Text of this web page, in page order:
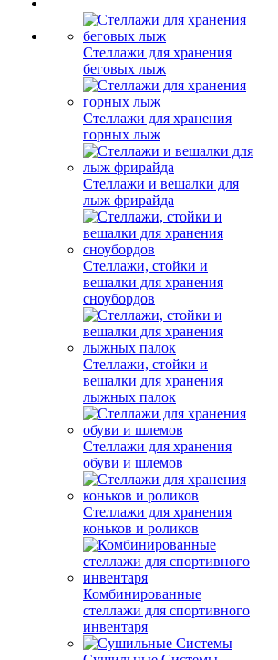
Стеллажи для хранения
беговых лыж
Стеллажи для хранения
горных лыж
Стеллажи и вешалки для
лыж фрирайда
Стеллажи, стойки и
вешалки для хранения
сноубордов
Стеллажи, стойки и
вешалки для хранения
лыжных палок
Стеллажи для хранения
обуви и шлемов
Стеллажи для хранения
коньков и роликов
Комбинированные
стеллажи для спортивного
инвентаря